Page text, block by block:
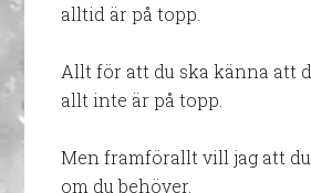
alltid är på topp.
Allt för att du ska känna att
allt inte är på topp.
Men framförallt vill jag att
om du behöver.